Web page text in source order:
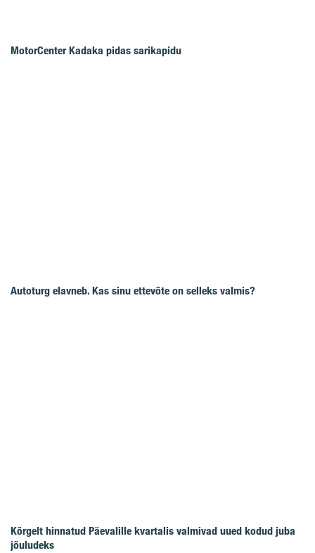
MotorCenter Kadaka pidas sarikapidu
Autoturg elavneb. Kas sinu ettevõte on selleks valmis?
Kõrgelt hinnatud Päevalille kvartalis valmivad uued kodud juba
jõuludeks